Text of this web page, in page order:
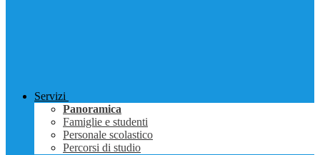
Servizi
Panoramica
Famiglie e studenti
Personale scolastico
Percorsi di studio